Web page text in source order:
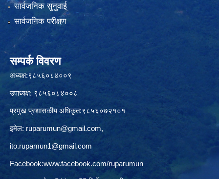
सार्वजनिक सुनुवाई
सार्वजनिक परीक्षण
सम्पर्क विवरण
अध्यक्ष:९८५६०८४००९
उपाध्यक्ष: ९८५६०८४००८
प्रमुख प्रशासकीय अधिकृत:९८५६०७२१०१
इमेल: ruparumun@gmail.com,
ito.rupamun1@gmail.com
Facebook:www.facebook.com/ruparumun